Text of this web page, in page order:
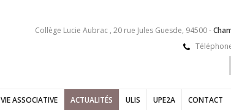
Collège Lucie Aubrac , 20 rue Jules Guesde, 94500 -
VIE ASSOCIATIVE ACTUALITÉS ULIS UPE2A CONTACT